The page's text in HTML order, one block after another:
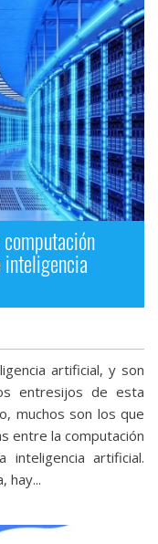
artificial, y son
entresijos de esta
muchos son los que
entre la computación
inteligencia artificial.
hay...